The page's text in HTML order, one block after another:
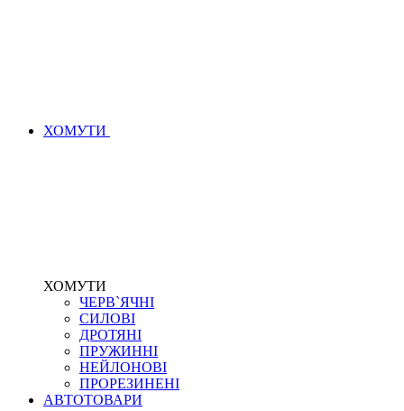
ХОМУТИ
ХОМУТИ
ЧЕРВ`ЯЧНІ
СИЛОВІ
ДРОТЯНІ
ПРУЖИННІ
НЕЙЛОНОВІ
ПРОРЕЗИНЕНІ
АВТОТОВАРИ